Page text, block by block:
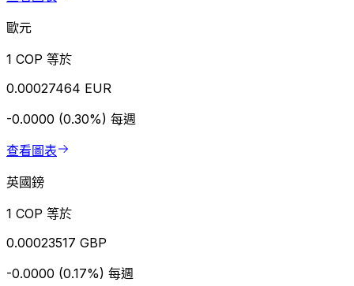
歐元
1 COP 等於
0.00027464 EUR
-0.0000 (0.30%) 每週
查看圖表
英國鎊
1 COP 等於
0.00023517 GBP
-0.0000 (0.17%) 每週